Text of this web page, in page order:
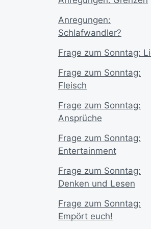
Anregungen:
Schlafwandler?
Frage zum Sonntag:
Frage zum Sonntag:
Fleisch
Frage zum Sonntag:
Ansprüche
Frage zum Sonntag:
Entertainment
Frage zum Sonntag:
Denken und Lesen
Frage zum Sonntag:
Empört euch!